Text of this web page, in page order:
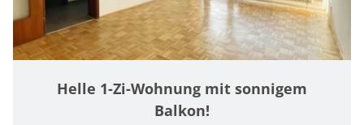
Helle 1-Zi-Wohnung mit sonnigem
Balkon!